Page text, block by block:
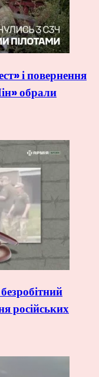
і повернення
обрали
російських